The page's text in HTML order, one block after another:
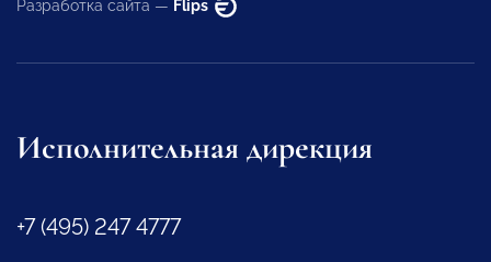
Разработка сайта — Flips
Исполнительная дирекция
+7 (495) 247 4777